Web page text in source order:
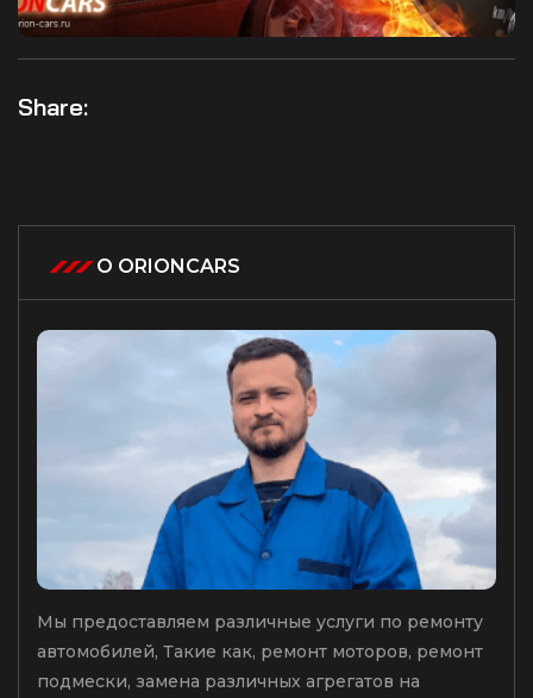
Share:
О ORIONCARS
Мы предоставляем различные услуги по ремонту
автомобилей, Такие как, ремонт моторов, ремонт
подмески, замена различных агрегатов на